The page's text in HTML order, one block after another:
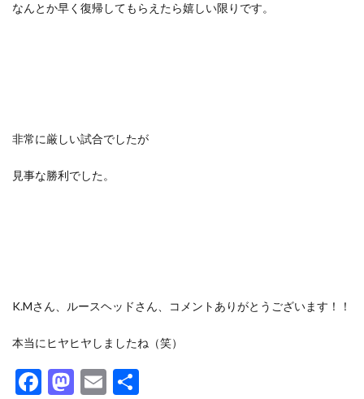
なんとか早く復帰してもらえたら嬉しい限りです。
非常に厳しい試合でしたが
見事な勝利でした。
K.Mさん、ルースヘッドさん、コメントありがとうございます！！
本当にヒヤヒヤしましたね（笑）
F
M E